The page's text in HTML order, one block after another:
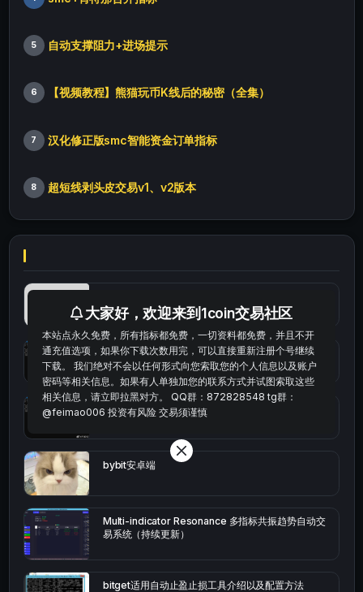
5 自动支撑阻力+进场提示
6 【视频教程】熊猫玩币K线后的秘密（全集）
7 汉化修正版smc智能资金订单指标
8 超短线剥头皮交易v1、v2版本
统计涨跌幅的python代码
okx的短线量化的免费版本
bybit安卓端
Multi-indicator Resonance 多指标共振趋势自动交
易系统（持续更新）
bitget适用自动止盈止损工具介绍以及配置方法
大家好，欢迎来到1coin交易社区
本站点永久免费，所有指标都免费，一切资料都免费，并且不开
通充值选项，如果你下载次数用完，可以直接重新注册个号继续
下载。 我们绝对不会以任何形式向您索取您的个人信息以及账户
密码等相关信息。如果有人单独加您的联系方式并试图索取这些
相关信息，请立即拉黑对方。 QQ群：872828548 tg群：
@feimao006 投资有风险 交易须谨慎